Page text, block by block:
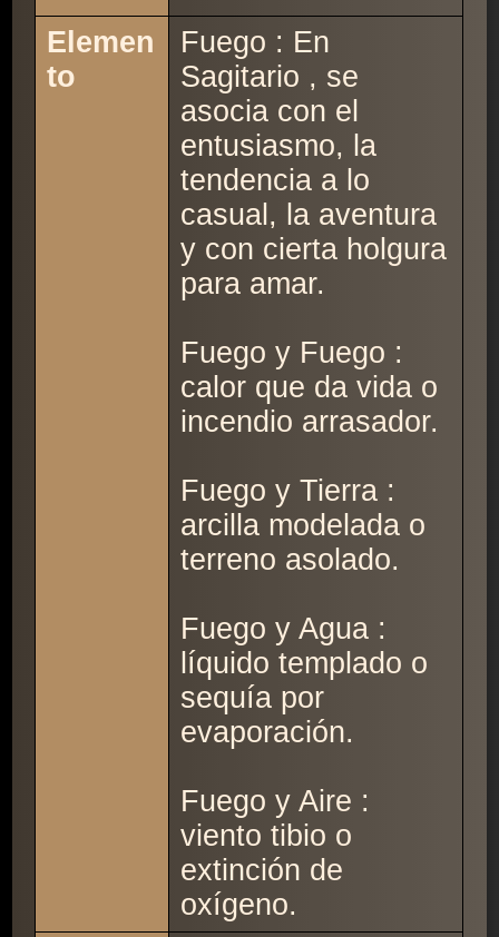
Elemen
to
Fuego : En
Sagitario , se
asocia con el
entusiasmo, la
tendencia a lo
casual, la aventura
y con cierta holgura
para amar.
Fuego y Fuego :
calor que da vida o
incendio arrasador.
Fuego y Tierra :
arcilla modelada o
terreno asolado.
Fuego y Agua :
líquido templado o
sequía por
evaporación.
Fuego y Aire :
viento tibio o
extinción de
oxígeno.